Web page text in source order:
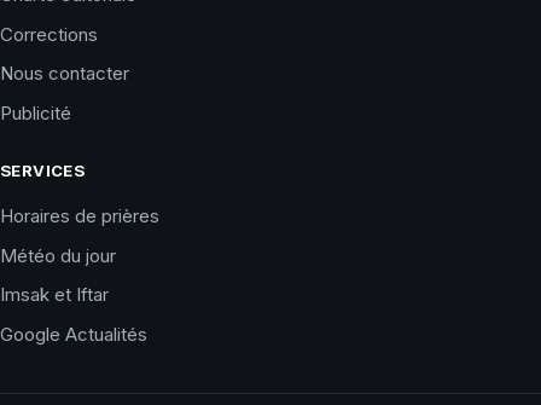
Corrections
Nous contacter
Publicité
SERVICES
Horaires de prières
Météo du jour
Imsak et Iftar
Google Actualités